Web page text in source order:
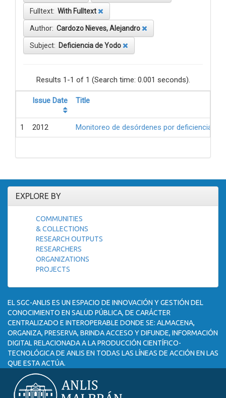
Fulltext: With Fulltext
Author: Cardozo Nieves, Alejandro
Subject: Deficiencia de Yodo
Results 1-1 of 1 (Search time: 0.001 seconds).
Issue Date Title
1 2012 Monitoreo de desórdenes por deficiencia
EXPLORE BY
COMMUNITIES
& COLLECTIONS
RESEARCH OUTPUTS
RESEARCHERS
ORGANIZATIONS
PROJECTS
EL SGC-ANLIS ES UN ESPACIO DE INNOVACIÓN Y GESTIÓN DEL
CONOCIMIENTO EN SALUD PÚBLICA, DE CARÁCTER
CENTRALIZADO E INTEROPERABLE DONDE SE: ALMACENA,
ORGANIZA, PRESERVA, BRINDA ACCESO Y DIFUNDE, INFORMACIÓN
DIGITAL RELACIONADA A LA PRODUCCIÓN CIENTÍFICO-
TECNOLÓGICA DE ANLIS EN TODAS LAS LÍNEAS DE ACCIÓN EN LAS
QUE ESTA ACTÚA.